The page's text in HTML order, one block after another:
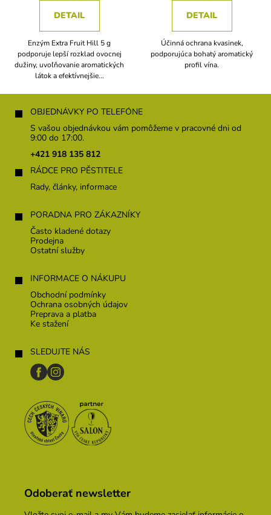
DETAIL
Enzým Extra Fruit Hill 5 g
podporuje lepší rozklad ovocnej
dužiny, uvoľňovanie aromatických
látok a efektívnejšie...
DETAIL
Účinná ochrana kvasinek,
podporujúca bohatý aromatický
profil vína.
Z
OBJEDNÁVKY PO TELEFÓNE
S vašou objednávkou vám pomôžeme v pracovné dni od
9:00 do 17:00.
+421 918 135 812
RÁDCE PRO PĚSTITELE
Rady, články, informace
PORADNA PRO ZÁKAZNÍKY
Často kladené dotazy
Prodejna
Ostatní služby
INFORMACE O NÁKUPU
Obchodní podmínky
Ochrana osobných údajov
Preprava a platba
Ke stažení
SLEDUJTE NÁS
Odoberať newsletter